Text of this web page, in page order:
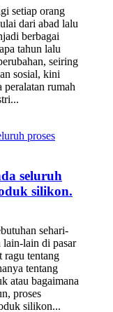
setiap orang
dari abad lalu
berbagai
tahun lalu
seiring
sosial, kini
peralatan rumah
seluruh
silikon.
sehari-
lain-lain di pasar
ragu tentang
tentang
atau bagaimana
proses
silikon...